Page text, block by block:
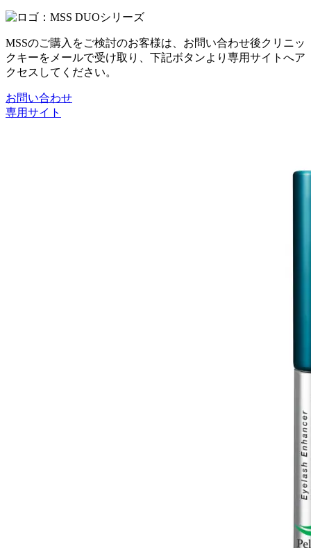
MSSのご購入をご検討のお客様は、お問い合わせ後クリニッ
クキーをメールで受け取り、下記ボタンより専用サイトへア
クセスしてください。
お問い合わせ
専用サイト